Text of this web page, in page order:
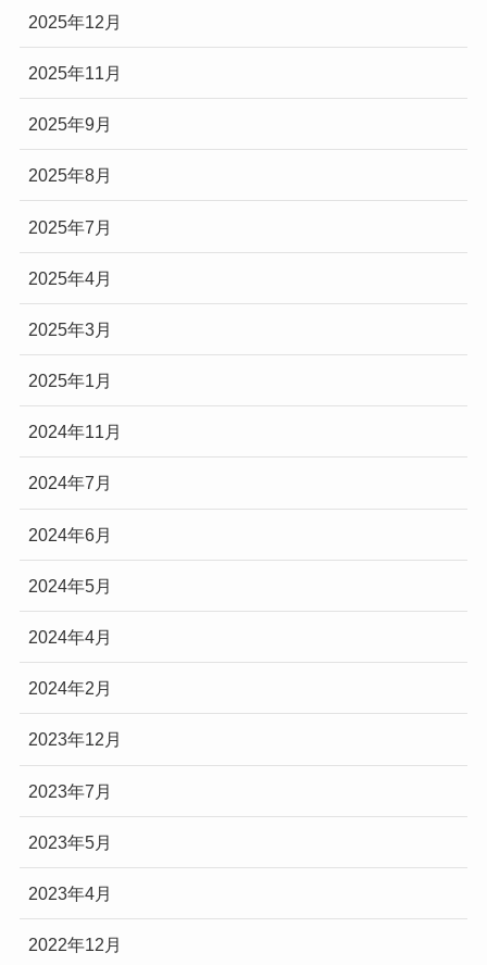
2025年12月
2025年11月
2025年9月
2025年8月
2025年7月
2025年4月
2025年3月
2025年1月
2024年11月
2024年7月
2024年6月
2024年5月
2024年4月
2024年2月
2023年12月
2023年7月
2023年5月
2023年4月
2022年12月